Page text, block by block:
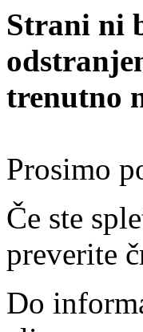
Strani ni
trenutno
Prosimo
Če ste
preverite
Do